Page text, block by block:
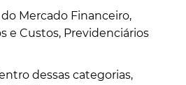
Mercado Financeiro,
e Custos, Previdenciários
dessas categorias,